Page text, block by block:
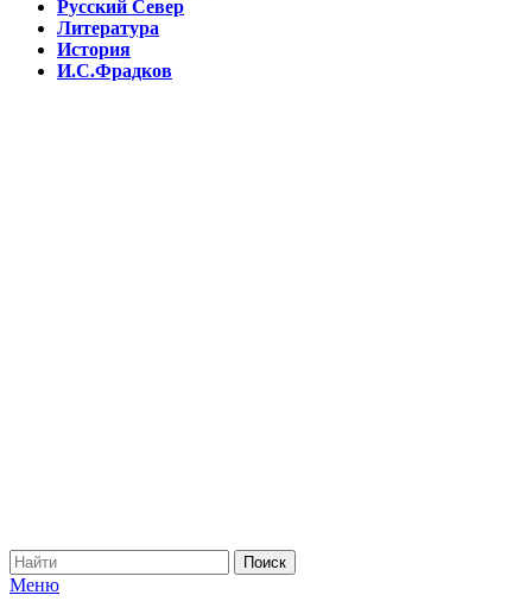
Русский Север
Литература
История
И.С.Фрадков
Меню